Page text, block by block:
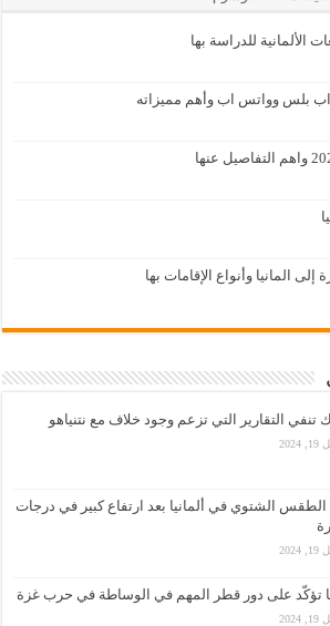
الألمانية للدراسة بها
اب بلس وواتس اب وأهم مميزاته
المانيا وأنواع الإقامات بها
تنفي التقارير التي تزعم وجود خلاف مع نتنياهو
2024
الشتوي في ألمانيا بعد ارتفاع كبير في درجات
2024
تؤكّد على دور قطر المهم في الوساطة في حرب غزة
2024